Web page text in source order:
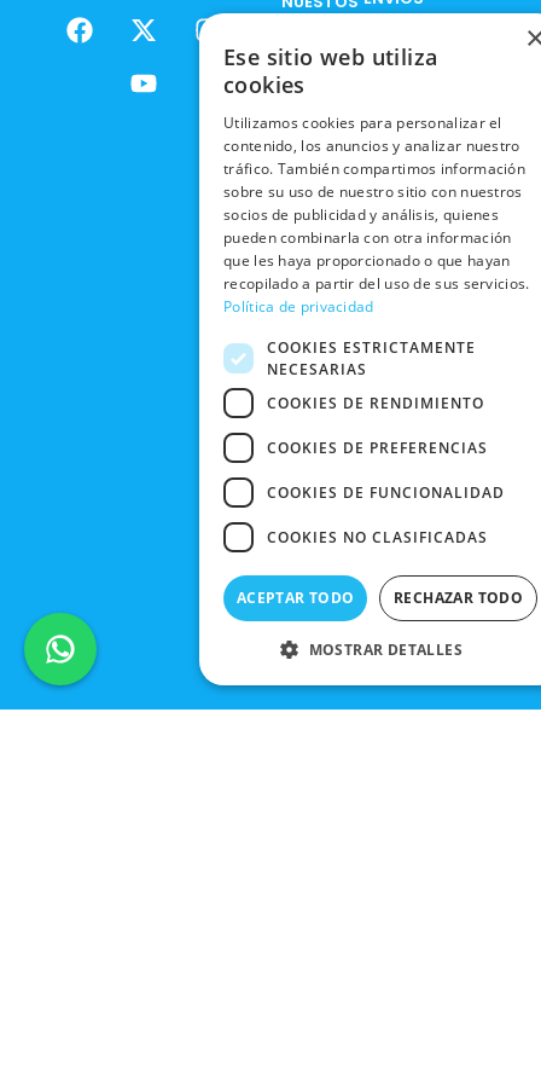
F
a
X
-
t
w
I
m
Y
o
u
t
RESPONSABILIDAD
SOCIAL
TRABAJA
CON
NOSOTROS
NUESTRAS
TIENDAS
BLACK
FRIDAY
CONTACTO
ENVÍOS
RECOGIDA
EN TIENDA
DEVOLUCIONES
Y CAMBIOS
CANCELAR
PEDIDO
POLÍTICA DE
PRIVACIDAD
CONDICIONES
DE COMPRA
Ese sitio web utiliza
cookies
Utilizamos cookies para personalizar el
contenido, los anuncios y analizar nuestro
tráfico. También compartimos información
sobre su uso de nuestro sitio con nuestros
socios de publicidad y análisis, quienes
pueden combinarla con otra información
que les haya proporcionado o que hayan
recopilado a partir del uso de sus servicios.
Política de privacidad
COOKIES ESTRICTAMENTE
NECESARIAS
COOKIES DE RENDIMIENTO
COOKIES DE PREFERENCIAS
COOKIES DE FUNCIONALIDAD
COOKIES NO CLASIFICADAS
ACEPTAR TODO RECHAZAR TODO
MOSTRAR DETALLES